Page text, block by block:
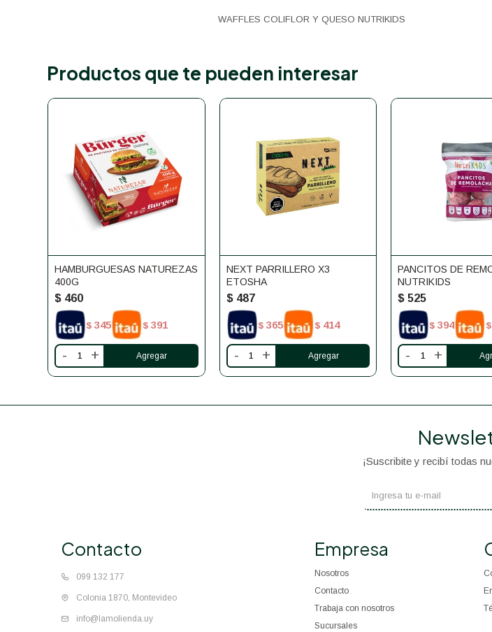
WAFFLES COLIFLOR Y QUESO NUTRIKIDS
Productos que te pueden interesar
HAMBURGUESAS NATUREZAS
400G
$ 460
$ 345 $ 391
- +
NEXT PARRILLERO X3
ETOSHA
$ 487
$ 365 $ 414
- +
PANCITOS DE
NUTRIKIDS
$ 525
$ 394 $
- +
Contacto
099 132 177
Colonia 1870, Montevideo
info@lamolienda.uy
Empresa
Nosotros
Contacto
Trabaja con nosotros
Sucursales
¡Suscribite y recibí todas